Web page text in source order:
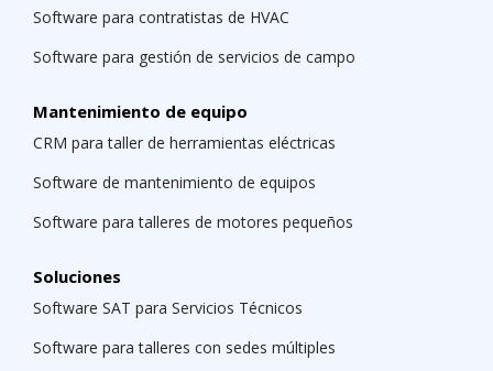
Software para contratistas de HVAC
Software para gestión de servicios de campo
Mantenimiento de equipo
CRM para taller de herramientas eléctricas
Software de mantenimiento de equipos
Software para talleres de motores pequeños
Soluciones
Software SAT para Servicios Técnicos
Software para talleres con sedes múltiples